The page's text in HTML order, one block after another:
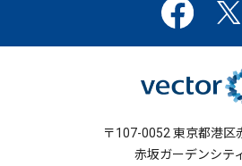
〒107-0052 東京都港区
赤坂ガーデンシテ